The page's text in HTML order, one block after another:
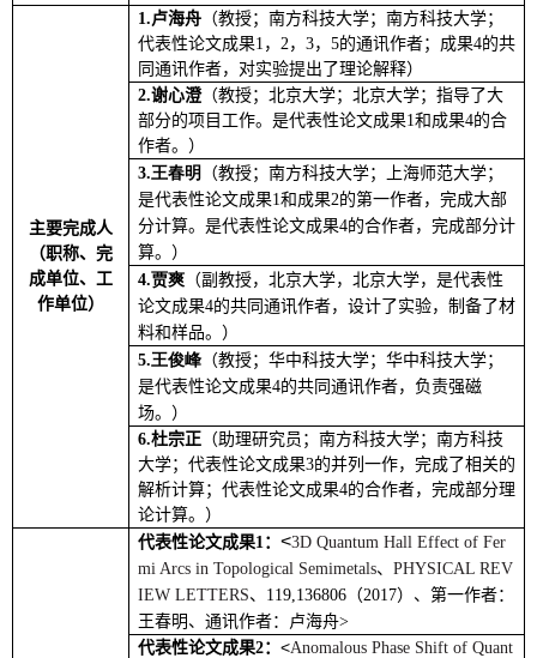
主要完成人
（职称、完
成单位、工
作单位）
1. 卢海舟 （教授；南方科技大学；南方科技大学；
代表性论文成果1，2，3，5的通讯作者；成果4的共
同通讯作者，对实验提出了理论解释）
2.谢心澄（教授；北京大学；北京大学；指导了大
部分的项目工作。是代表性论文成果1和成果4的合
作者。）
3.王春明
（教授；南方科技大学；上海师范大学；
是代表性论文成果1和成果2的第一作者，完成大部
分计算。是代表性论文成果4的合作者，完成部分计
算。）
4.贾爽 （副教授，北京大学，北京大学，是代表性
论文成果4的共同通讯作者，设计了实验，制备了材
料和样品。）
5.王俊峰 （教授；华中科技大学；华中科技大学；
是代表性论文成果4的共同通讯作者，负责强磁
场。）
6.杜宗正 （助理研究员；南方科技大学；南方科技
大学；代表性论文成果3的并列一作，完成了相关的
解析计算；代表性论文成果4的合作者，完成部分理
论计算。）
代表性论文成果1 ： <3D Quantum Hall Effect of Fer
mi Arcs in Topological Semimetals、 PHYSICAL REV
IEW LETTERS、 119,136806 （2017）、第一作者：
王春明、通讯作者：卢海舟>
代表性论文成果2： <Anomalous Phase Shift of Quant